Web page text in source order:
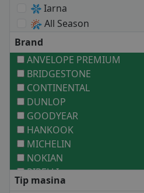
Iarna
All Season
Brand
ANVELOPE PREMIUM
BRIDGESTONE
CONTINENTAL
DUNLOP
GOODYEAR
HANKOOK
MICHELIN
NOKIAN
PIRELLI
ANVELOPE MEDII
Tip masina